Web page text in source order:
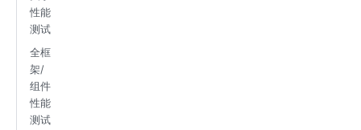
性能
测试
全框
架/
组件
性能
测试